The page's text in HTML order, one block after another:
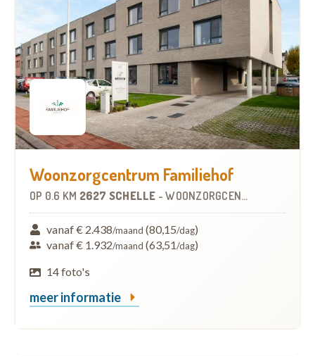
Woonzorgcentrum Familiehof
OP 0.6 KM 2627 SCHELLE -WOONZORGCENTRUM (WZC)
vanaf € 2.438/maand (80,15/dag)
vanaf € 1.932/maand (63,51/dag)
14 foto's
meer informatie